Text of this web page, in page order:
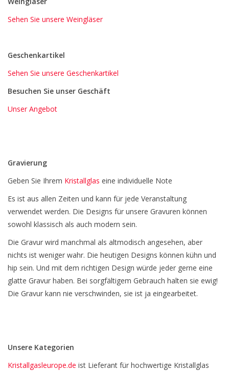
Sehen Sie unsere Weingläser
Geschenkartikel
Sehen Sie unsere Geschenkartikel
Besuchen Sie unser Geschäft
Unser Angebot
Gravierung
Geben Sie Ihrem Kristallglas eine individuelle Note
Es ist aus allen Zeiten und kann für jede Veranstaltung
verwendet werden. Die Designs für unsere Gravuren können
sowohl klassisch als auch modern sein.
Die Gravur wird manchmal als altmodisch angesehen, aber
nichts ist weniger wahr. Die heutigen Designs können kühn und
hip sein. Und mit dem richtigen Design würde jeder gerne eine
glatte Gravur haben. Bei sorgfältigem Gebrauch halten sie ewig!
Die Gravur kann nie verschwinden, sie ist ja eingearbeitet.
Unsere Kategorien
Kristallgasleurope.de ist Lieferant für hochwertige Kristallglas